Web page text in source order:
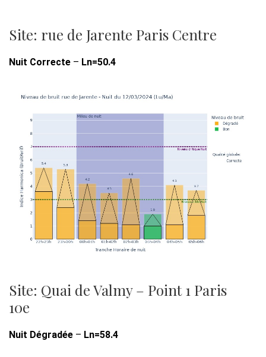
Site: rue de Jarente Paris Centre
Nuit Correcte – Ln=50.4
Site: Quai de Valmy – Point 1 Paris
10e
Nuit Dégradée – Ln=58.4